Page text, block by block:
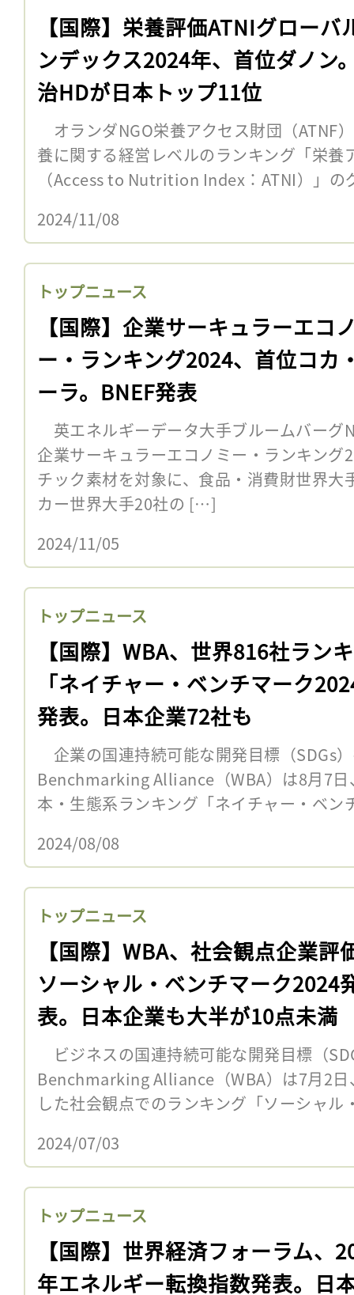
【国際】栄養評価ATNIグローバ
ンデックス2024年、首位ダノン
治HDが日本トップ11位
オランダNGO栄養アクセス財団（ATNF
養に関する経営レベルのランキング「栄養
（Access to Nutrition Index：ATNI）」
2024/11/08
トップニュース
【国際】企業サーキュラーエコ
ー・ランキング2024、首位コカ
ーラ。BNEF発表
英エネルギーデータ大手ブルームバーグ
企業サーキュラーエコノミー・ランキング
チック素材を対象に、食品・消費財世界大
カー世界大手20社の […]
2024/11/05
トップニュース
【国際】WBA、世界816社ラン
「ネイチャー・ベンチマーク
発表。日本企業72社も
企業の国連持続可能な開発目標（SDGs
Benchmarking Alliance（WBA）は8月7日
本・生態系ランキング「ネイチャー・ベ
2024/08/08
トップニュース
【国際】WBA、社会観点企業評
ソーシャル・ベンチマーク2024
表。日本企業も大半が10点未満
ビジネスの国連持続可能な開発目標（
Benchmarking Alliance（WBA）は7月2
した社会観点でのランキング「ソーシャ
2024/07/03
トップニュース
【国際】世界経済フォーラム、
年エネルギー転換指数発表。日